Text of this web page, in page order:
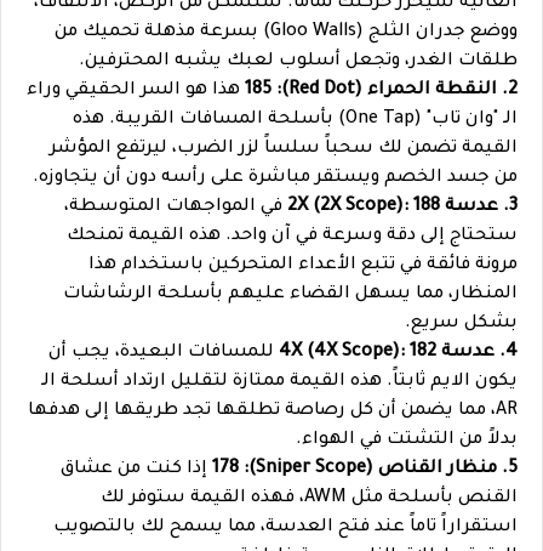
ووضع جدران الثلج (Gloo Walls) بسرعة مذهلة تحميك من
طلقات الغدر، وتجعل أسلوب لعبك يشبه المحترفين.
2. النقطة الحمراء (Red Dot): 185
هذا هو السر الحقيقي وراء
الـ "وان تاب" (One Tap) بأسلحة المسافات القريبة. هذه
القيمة تضمن لك سحباً سلساً لزر الضرب، ليرتفع المؤشر
من جسد الخصم ويستقر مباشرة على رأسه دون أن يتجاوزه.
3. عدسة 2X (2X Scope): 188
في المواجهات المتوسطة،
ستحتاج إلى دقة وسرعة في آن واحد. هذه القيمة تمنحك
مرونة فائقة في تتبع الأعداء المتحركين باستخدام هذا
المنظار، مما يسهل القضاء عليهم بأسلحة الرشاشات
بشكل سريع.
4. عدسة 4X (4X Scope): 182
للمسافات البعيدة، يجب أن
يكون الايم ثابتاً. هذه القيمة ممتازة لتقليل ارتداد أسلحة الـ
AR، مما يضمن أن كل رصاصة تطلقها تجد طريقها إلى هدفها
بدلاً من التشتت في الهواء.
5. منظار القناص (Sniper Scope): 178
إذا كنت من عشاق
القنص بأسلحة مثل AWM، فهذه القيمة ستوفر لك
استقراراً تاماً عند فتح العدسة، مما يسمح لك بالتصويب